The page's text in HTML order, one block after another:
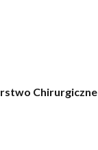
Chirurgiczne